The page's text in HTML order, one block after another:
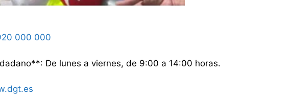
000 000
De lunes a viernes, de 9:00 a 14:00 horas.